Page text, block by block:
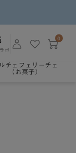
ボ
0
チェフェリーチェ
（お菓子）